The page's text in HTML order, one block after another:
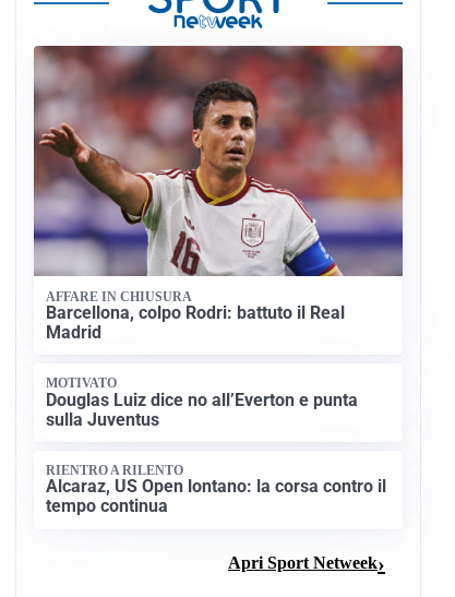
AFFARE IN CHIUSURA
Barcellona, colpo Rodri: battuto il Real
Madrid
MOTIVATO
Douglas Luiz dice no all’Everton e punta
sulla Juventus
RIENTRO A RILENTO
Alcaraz, US Open lontano: la corsa contro il
tempo continua
Apri Sport Netweek